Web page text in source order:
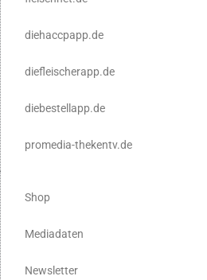
diehaccpapp.de
diefleischerapp.de
diebestellapp.de
promedia-thekentv.de
Shop
Mediadaten
Newsletter